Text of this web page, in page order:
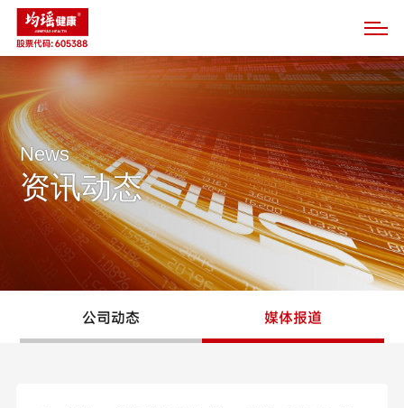
News
资讯动态
公司动态 媒体报道